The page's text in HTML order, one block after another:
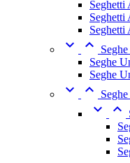
Seghetti
Seghetti
Seghetti
 
Seghe
Seghe
 
 